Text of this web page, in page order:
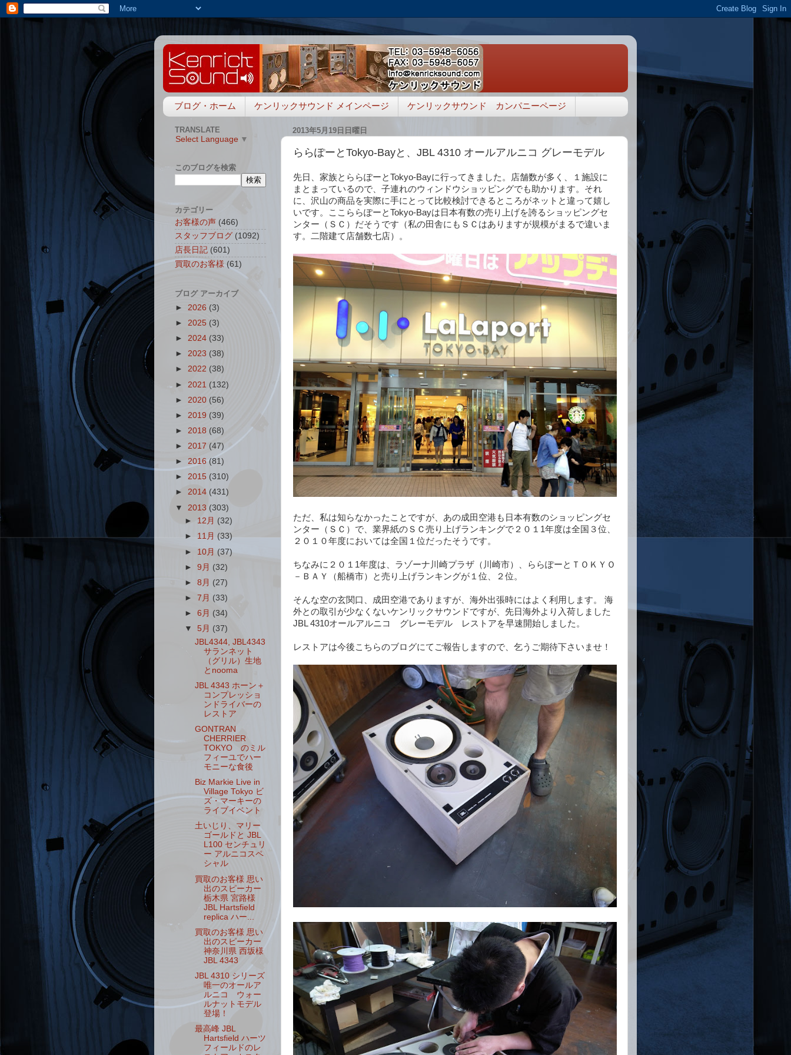
ブログ・ホーム ケンリックサウンド メインページ ケンリックサウンド カンパニーページ
2013年5月19日日曜日
ららぽーとTokyo-Bayと、JBL 4310 オールアルニコ グレーモデル
先日、家族とららぽーとTokyo-Bayに行ってきました。店舗数が多く、１施設に
まとまっているので、子連れのウィンドウショッピングでも助かります。それ
に、沢山の商品を実際に手にとって比較検討できるところがネットと違って嬉し
いです。ここららぽーとTokyo-Bayは日本有数の売り上げを誇るショッピングセ
ンター（ＳＣ）だそうです（私の田舎にもＳＣはありますが規模がまるで違いま
す。二階建て店舗数七店）。
ただ、私は知らなかったことですが、あの成田空港も日本有数のショッピングセ
ンター（ＳＣ）で、業界紙のＳＣ売り上げランキングで２０１1年度は全国３位、
２０１０年度においては全国１位だったそうです。
ちなみに２０１1年度は、ラゾーナ川崎プラザ（川崎市）、ららぽーとＴＯＫＹＯ
－ＢＡＹ（船橋市）と売り上げランキングが１位、２位。
そんな空の玄関口、成田空港でありますが、海外出張時にはよく利用します。 海
外との取引が少なくないケンリックサウンドですが、先日海外より入荷しました
JBL 4310オールアルニコ グレーモデル レストアを早速開始しました。
レストアは今後こちらのブログにてご報告しますので、乞うご期待下さいませ！
TRANSLATE
Select Language ▼
このブログを検索
カテゴリー
お客様の声 (466)
スタッフブログ (1092)
店長日記 (601)
買取のお客様 (61)
ブログ アーカイブ
► 2026 (3)
► 2025 (3)
► 2024 (33)
► 2023 (38)
► 2022 (38)
► 2021 (132)
► 2020 (56)
► 2019 (39)
► 2018 (68)
► 2017 (47)
► 2016 (81)
► 2015 (310)
► 2014 (431)
▼ 2013 (303)
► 12月 (32)
► 11月(33)
► 10月(37)
►9月 (32)
►8月 (27)
►7月 (33)
►6月 (34)
▼5月 (37)
JBL4344, JBL4343
サランネット
（グリル）生地
とnooma
JBL 4343 ホーン＋
コンプレッショ
ンドライバーの
レストア
GONTRAN
CHERRIER
TOKYO のミル
フィーユでハー
モニーな食後
Biz Markie Live in
Village Tokyo ビ
ズ・マーキーの
ライブイベント
土いじり、マリー
ゴールドと JBL
L100 センチュリ
ー アルニコスペ
シャル
買取のお客様 思い
出のスピーカー
栃木県 宮路様
JBL Hartsfield
replica ハー...
買取のお客様 思い
出のスピーカー
神奈川県 西坂様
JBL 4343
JBL 4310 シリーズ
唯一のオールア
ルニコ ウォー
ルナットモデル
登場！
最高峰 JBL
Hartsfield ハーツ
フィールドのレ